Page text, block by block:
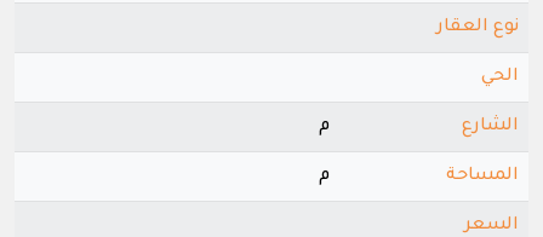
نوع العقار
الحي
الشارع م
المساحة م
السعر